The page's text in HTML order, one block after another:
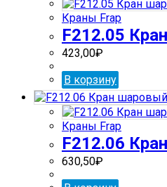
Краны Frap
F212.05
423,00₽
В корзину
Краны Frap
F212.06
630,50₽